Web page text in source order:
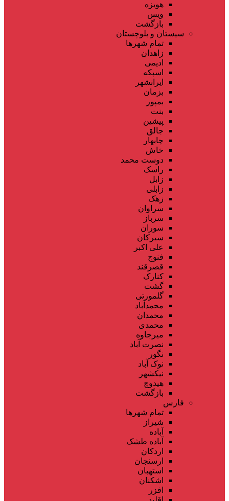
هویزه
ویس
بازگشت
سیستان و بلوچستان
تمام شهر‌ها
زاهدان
ادیمی
اسپکه
ایرانشهر
بزمان
بمپور
بنت
پیشین
جالق
چابهار
خاش
دوست محمد
راسک
زابل
زابلی
زهک
سراوان
سرباز
سوران
سیرکان
علی اکبر
فنوج
قصرقند
کنارک
گشت
گلمورتی
محمدآباد
محمدان
محمدی
میرجاوه
نصرت آباد
نگور
نوک آباد
نیکشهر
هیدوچ
بازگشت
فارس
تمام شهر‌ها
شیراز
آباده
آباده طشک
اردکان
ارسنجان
استهبان
اشکنان
افزر